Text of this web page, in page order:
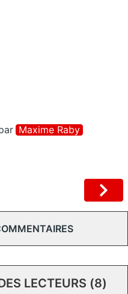
Maxime Raby
LECTEURS (8)